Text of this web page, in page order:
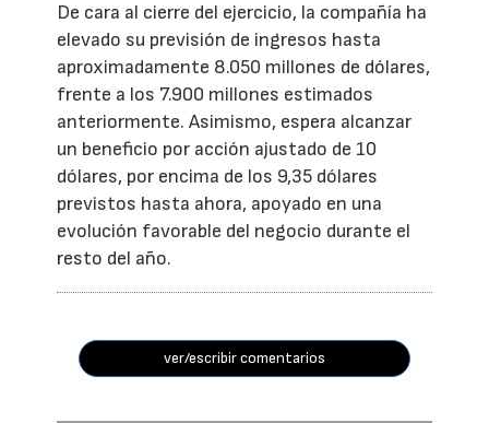
De cara al cierre del ejercicio, la compañía ha
elevado su previsión de ingresos hasta
aproximadamente 8.050 millones de dólares,
frente a los 7.900 millones estimados
anteriormente. Asimismo, espera alcanzar
un beneficio por acción ajustado de 10
dólares, por encima de los 9,35 dólares
previstos hasta ahora, apoyado en una
evolución favorable del negocio durante el
resto del año.
ver/escribir comentarios